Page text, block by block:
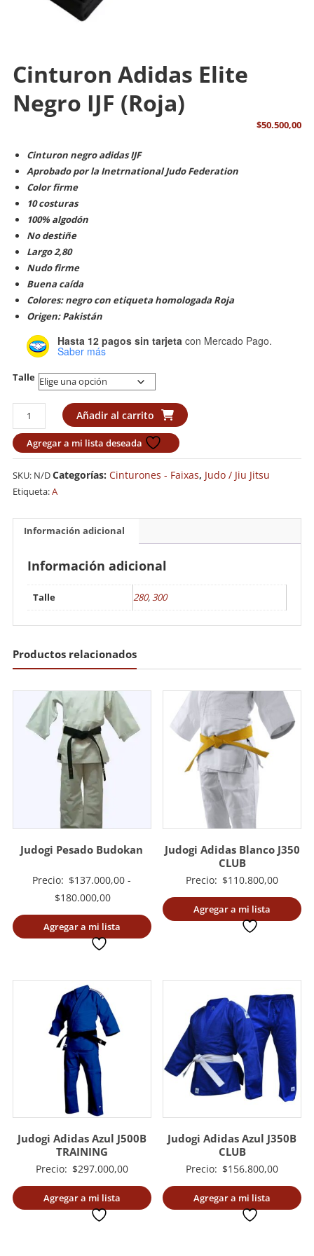
Cinturon Adidas Elite
Negro IJF (Roja)
$50.500,00
Cinturon negro adidas IJF
Aprobado por la Inetrnational Judo Federation
Color firme
10 costuras
100% algodón
No destiñe
Largo 2,80
Nudo firme
Buena caída
Colores: negro con etiqueta homologada Roja
Origen: Pakistán
Hasta 12 pagos sin tarjeta con Mercado Pago.
Saber más
Talle
Cinturon
Adidas
Elite
Negro
IJF
(Roja)
Añadir al carrito
Agregar a mi lista deseada
SKU: N/DCategorías: Cinturones - Faixas, Judo / Jiu Jitsu
Etiqueta:A
Información adicional
Información adicional
Talle 280,300
Productos relacionados
Judogi Pesado Budokan
Precio: $137.000,00 -
$180.000,00Rango
de
precios:
hasta
Agregar a mi lista
Judogi Adidas Blanco J350
CLUB
Precio: $110.800,00
Agregar a mi lista
Judogi Adidas Azul J500B
TRAINING
Precio: $297.000,00
Agregar a mi lista
Judogi Adidas Azul J350B
CLUB
Precio: $156.800,00
Agregar a mi lista